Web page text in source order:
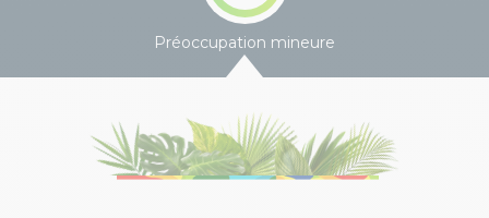
Préoccupation mineure